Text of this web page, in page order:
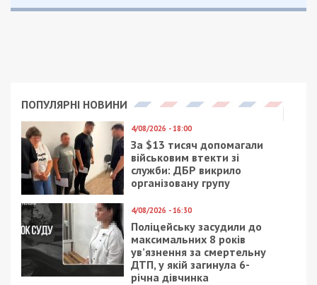
ПОПУЛЯРНІ НОВИНИ
4/08/2026 - 18:00
За $13 тисяч допомагали
військовим втекти зі
служби: ДБР викрило
організовану групу
4/08/2026 - 16:30
Поліцейську засудили до
максимальних 8 років
ув’язнення за смертельну
ДТП, у якій загинула 6-
річна дівчинка